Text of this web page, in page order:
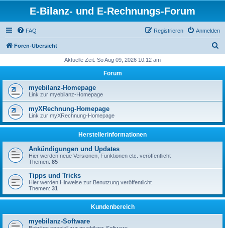
E-Bilanz- und E-Rechnungs-Forum
FAQ Anmelden
Registrieren
Foren-Übersicht
h
Aktuelle Zeit: So Aug 09, 2026 10:12 am
Forum
myebilanz-Homepage
Link zur myebilanz-Homepage
myXRechnung-Homepage
Link zur myXRechnung-Homepage
Herstellerinformationen
Ankündigungen und Updates
Hier werden neue Versionen, Funktionen etc. veröffentlicht
Themen: 85
Tipps und Tricks
Hier werden Hinweise zur Benutzung veröffentlicht
Themen: 31
Kundenbereich
myebilanz-Software